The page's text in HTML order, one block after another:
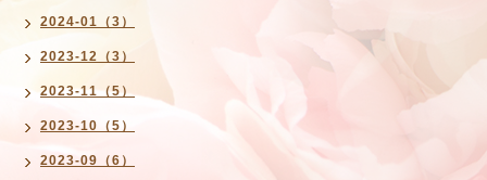
2024-01（3）
2023-12（3）
2023-11（5）
2023-10（5）
2023-09（6）